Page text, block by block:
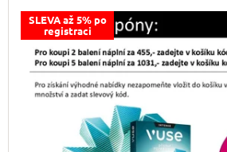
SLEVA až 5% po
registraci